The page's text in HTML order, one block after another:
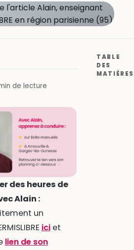
de lecture
des heures de
Alain :
un
iciet
lien de son
TABLE
DES
MATIÈRES